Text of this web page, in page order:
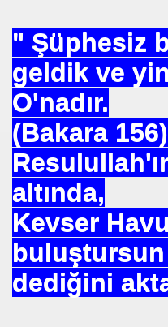
" Şüphesiz
geldik ve
O'nadır.
(Bakara
altında,
Kevser
dediğini
ETTİ
SIRA
İŞE BAŞLAMAK